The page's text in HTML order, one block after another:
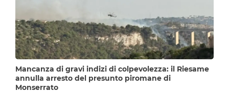
Mancanza di gravi indizi di colpevolezza: il Riesame
annulla arresto del presunto piromane di
Monserrato